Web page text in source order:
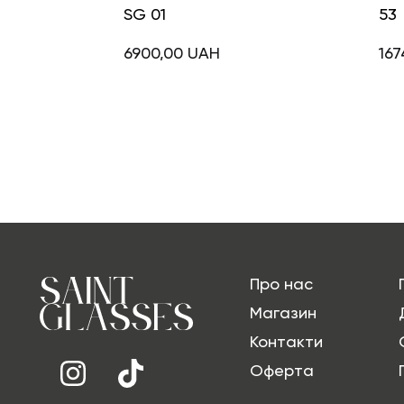
SG 01
6900,00 UAH
53
Про нас
Магазин
Контакти
Оферта